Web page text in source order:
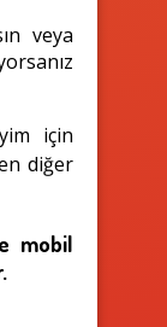
veya
için
diğer
mobil